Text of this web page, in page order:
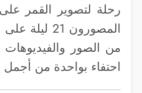
المصورون
من الصور والفيديوهات
احتفاء بواحدة من أجمل